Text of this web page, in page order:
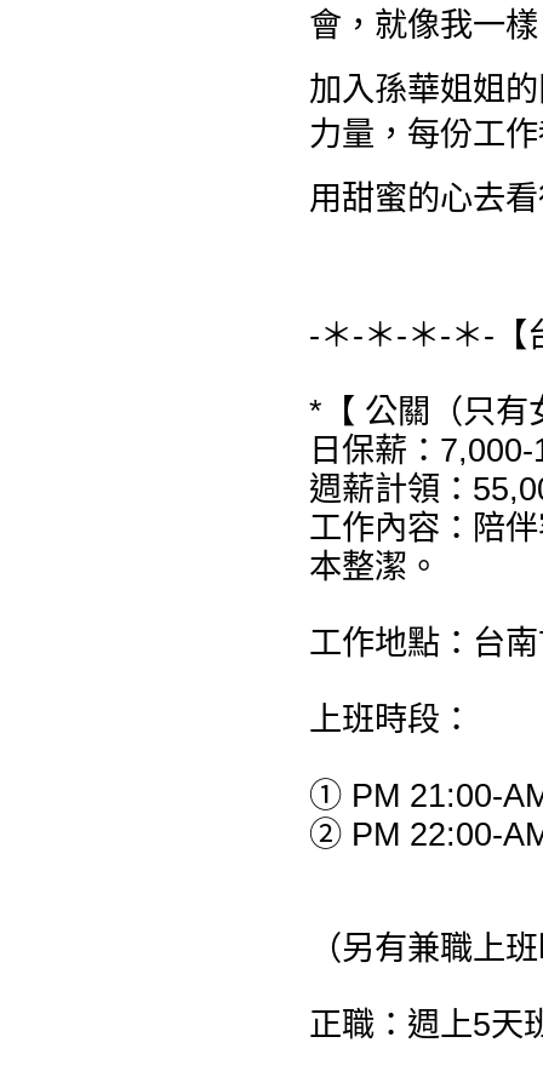
會，就像我一
加入孫華姐姐
力量，每份工
用甜蜜的心去
-＊-＊-＊-＊-【
*【 公關（只有
日保薪：
週薪計領：
工作內容：陪
本整潔。
工作地點：台
上班時段：
① PM 21:00-
② PM 22:00-
（另有兼職上
正職：週上5天